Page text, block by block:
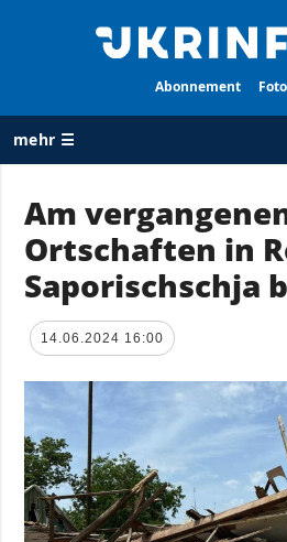
Abonnement
mehr ☰
ALLE
RUBRIKEN
Krieg
Wiederaufbau
Politik
Wirtschaft
Militär
Gesellschaft und
Kultur
Am
Ortschaften in
Saporischschja
14.06.2024 16:00